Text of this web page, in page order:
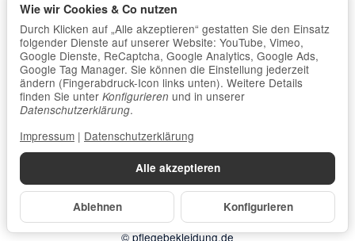
Versandinformationen
Newsletter
Rücksendungen und
Retouren
Vor-Ort Beratung &
Musterservice
AGB und
Kundeninformationen
Widerrufsbelehrung
einschließlich Muster-
Widerrufsformular
Vertrag widerrufen
* Alle Preise inkl. gesetzlicher USt., zzgl.Versand
© pflegebekleidung.de
Alle akzeptieren
Ablehnen Konfigurieren
Wie wir Cookies & Co nutzen
Durch Klicken auf „Alle akzeptieren“ gestatten Sie den Einsatz
folgender Dienste auf unserer Website: YouTube, Vimeo,
Google Dienste, ReCaptcha, Google Analytics, Google Ads,
Google Tag Manager. Sie können die Einstellung jederzeit
ändern (Fingerabdruck-Icon links unten). Weitere Details
finden Sie unter Konfigurieren und in unserer
Datenschutzerklärung.
Impressum | Datenschutzerklärung